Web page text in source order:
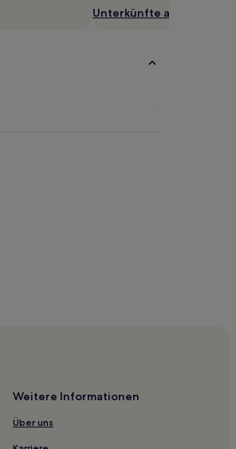
Unterkünfte anzeigen
Weitere Informationen
Über uns